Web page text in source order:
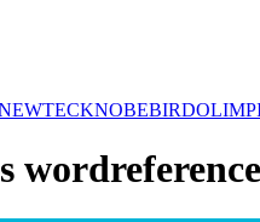
NOBEBIRD
wordreference